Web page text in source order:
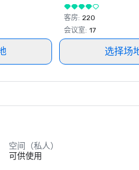
客房: 220
会议室: 17
选择场
空间（私人）
可供使用